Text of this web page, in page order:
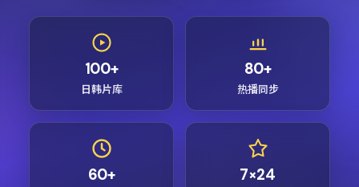
100+
日韩片库
80+
热播同步
60+ 7×24